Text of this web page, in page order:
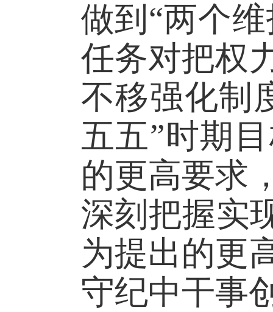
做到“两个
任务对把权
不移强化制
五五”时期
的更高要求
深刻把握实
为提出的更
守纪中干事